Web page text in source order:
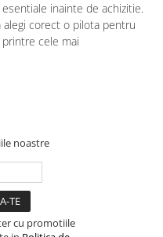
inainte de achizitie.
corect o pilota pentru
cele mai
noastre
cu promotiile